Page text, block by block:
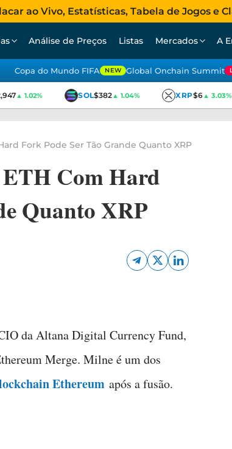
ao Vivo, Estatísticas, Tabela de Jogos e
Análise de Preços Listas Mercados A
Copa do Mundo FIFA NEW Global Onchain Summit
▲ 1.02% SOL$382▲ 1.04% XRP$6▲ 3.03%
Fork Pode Ser Tão Grande Quanto XRP
ETH Com Hard
Quanto XRP
da Altana Digital Currency Fund,
Merge. Milne é um dos
Ethereum após a fusão.